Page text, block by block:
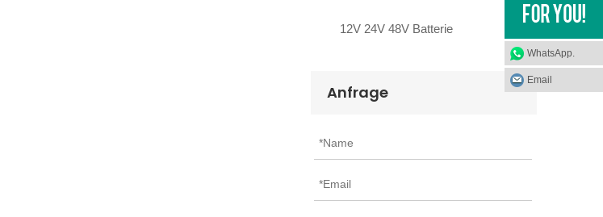
12V 24V 48V Batterie
Anfrage
WhatsApp.
Email